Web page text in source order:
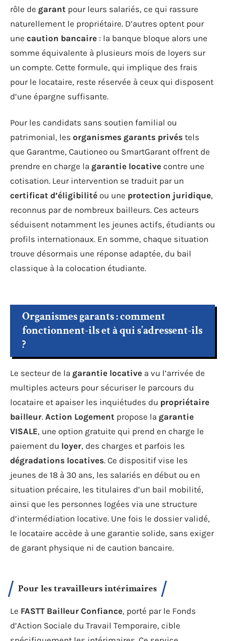
rôle de garant pour leurs salariés, ce qui rassure
naturellement le propriétaire. D’autres optent pour
une caution bancaire : la banque bloque alors une
somme équivalente à plusieurs mois de loyers sur
un compte. Cette formule, qui implique des frais
pour le locataire, reste réservée à ceux qui disposent
d’une épargne suffisante.
Pour les candidats sans soutien familial ou
patrimonial, les organismes garants privés tels
que Garantme, Cautioneo ou SmartGarant offrent de
prendre en charge la garantie locative contre une
cotisation. Leur intervention se traduit par un
certificat d’éligibilité ou une protection juridique,
reconnus par de nombreux bailleurs. Ces acteurs
séduisent notamment les jeunes actifs, étudiants ou
profils internationaux. En somme, chaque situation
trouve désormais une réponse adaptée, du bail
classique à la colocation étudiante.
Organismes garants : comment
fonctionnent-ils et à qui s’adressent-ils
?
Le secteur de la garantie locative a vu l’arrivée de
multiples acteurs pour sécuriser le parcours du
locataire et apaiser les inquiétudes du propriétaire
bailleur. Action Logement propose la garantie
VISALE, une option gratuite qui prend en charge le
paiement du loyer, des charges et parfois les
dégradations locatives. Ce dispositif vise les
jeunes de 18 à 30 ans, les salariés en début ou en
situation précaire, les titulaires d’un bail mobilité,
ainsi que les personnes logées via une structure
d’intermédiation locative. Une fois le dossier validé,
le locataire accède à une garantie solide, sans exiger
de garant physique ni de caution bancaire.
Pour les travailleurs intérimaires
Le FASTT Bailleur Confiance, porté par le Fonds
d’Action Sociale du Travail Temporaire, cible